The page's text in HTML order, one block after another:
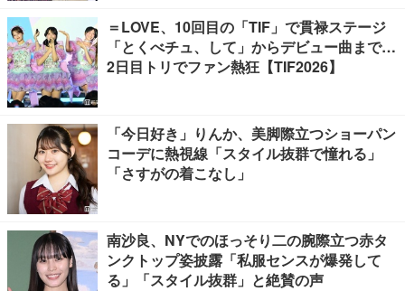
＝LOVE、10回目の「TIF」で貫禄ステージ
「とくべチュ、して」からデビュー曲まで…
2日目トリでファン熱狂【TIF2026】
「今日好き」りんか、美脚際立つショーパン
コーデに熱視線「スタイル抜群で憧れる」
「さすがの着こなし」
南沙良、NYでのほっそり二の腕際立つ赤タ
ンクトップ姿披露「私服センスが爆発して
る」「スタイル抜群」と絶賛の声